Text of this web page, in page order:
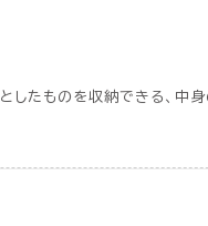
したものを収納できる、中